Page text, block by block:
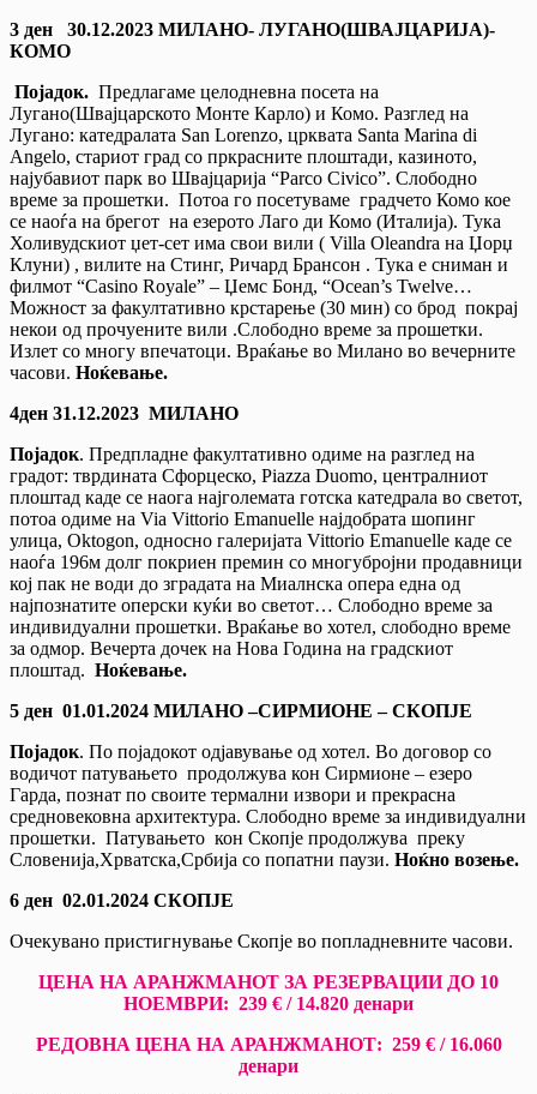
3 ден 30.12.2023 МИЛАНО- ЛУГАНО(ШВАЈЦАРИЈА)-
КОМО
Појадок. Предлагаме целодневна посета на
Лугано(Швајцарското Монте Карло) и Комо. Разглед на
Лугано: катедралата San Lorenzo, црквата Santa Marina di
Angelo, стариот град со пркрасните плоштади, казиното,
најубавиот парк во Швајцарија “Parco Civico”. Слободно
време за прошетки. Потоа го посетуваме градчето Комо кое
се наоѓа на брегот на езерото Лаго ди Комо (Италија). Тука
Холивудскиот џет-сет има свои вили ( Villa Oleandra на Џорџ
Клуни) , вилите на Стинг, Ричард Брансон . Тука е сниман и
филмот “Casino Royale” – Џемс Бонд, “Ocean’s Twelve…
Можност за факултативно крстарење (30 мин) со брод покрај
некои од прочуените вили .Слободно време за прошетки.
Излет со многу впечатоци. Враќање во Милано во вечерните
часови. Ноќевање.
4ден 31.12.2023 МИЛАНО
Појадок. Предпладне факултативно одиме на разглед на
градот: тврдината Сфорцеско, Piazza Duomo, централниот
плоштад каде се наога најголемата готска катедрала во светот,
потоа одиме на Via Vittorio Emanuelle најдобрата шопинг
улица, Oktogon, односно галеријата Vittorio Emanuelle каде се
наоѓа 196м долг покриен премин со многубројни продавници
кој пак не води до зградата на Миалнска опера една од
најпознатите оперски куќи во светот… Слободно време за
индивидуални прошетки. Враќање во хотел, слободно време
за одмор. Вечерта дочек на Нова Година на градскиот
плоштад. Ноќевање.
5 ден 01.01.2024 МИЛАНО –СИРМИОНЕ – СКОПЈЕ
Појадок. По појадокот одјавување од хотел. Во договор со
водичот патувањето продолжува кон Сирмионе – езеро
Гарда, познат по своите термални извори и прекрасна
средновековна архитектура. Слободно време за индивидуални
прошетки. Патувањето кон Скопје продолжува преку
Словенија,Хрватска,Србија со попатни паузи. Ноќно возење.
6 ден 02.01.2024 СКОПЈЕ
Очекувано пристигнување Скопје во попладневните часови.
ЦЕНА НА АРАНЖМАНОТ ЗА РЕЗЕРВАЦИИ ДО 10
НОЕМВРИ: 239 € / 14.820 денари
РЕДОВНА ЦЕНА НА АРАНЖМАНОТ: 259 € / 16.060
денари